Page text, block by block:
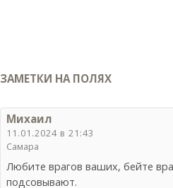
ЗАМЕТКИ НА ПОЛЯХ
Михаил
11.01.2024 в 21:43
Самара
Любите врагов ваших, бейте
подсовывают.